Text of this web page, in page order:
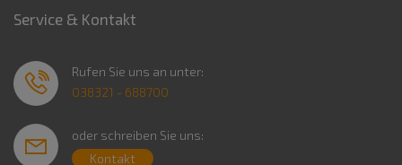
Service & Kontakt
Rufen Sie uns an unter:
038321 - 688700
oder schreiben Sie uns:
Kontakt